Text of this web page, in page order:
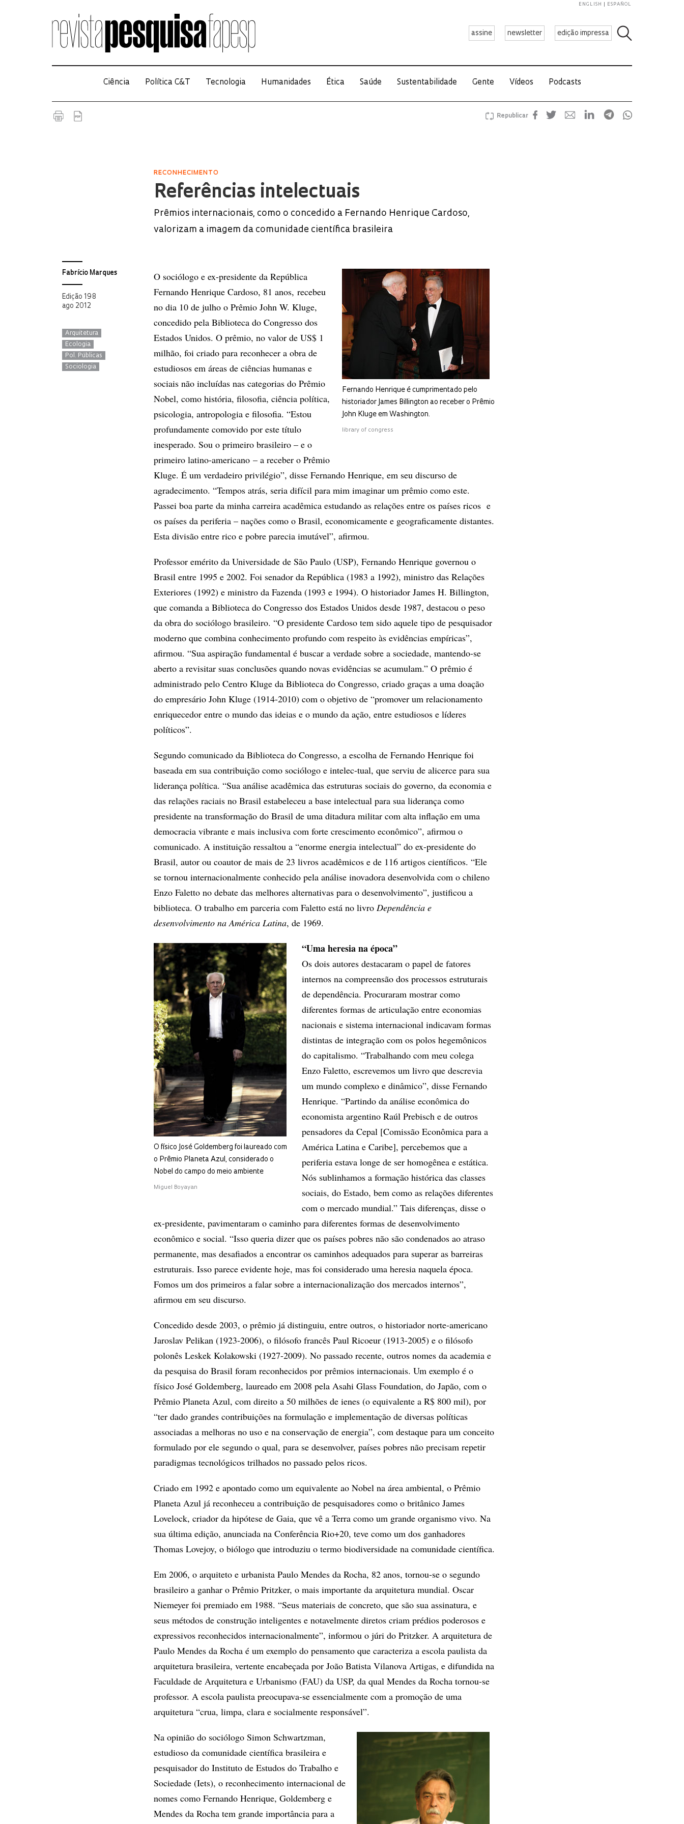
assine newsletter edição impressa
ENGLISH ESPAÑOL
Ciência Política C&T Tecnologia Humanidades Ética Saúde Sustentabilidade Gente Vídeos Podcasts
Republicar
RECONHECIMENTO
Referências intelectuais
Prêmios internacionais, como o concedido a Fernando Henrique Cardoso,
valorizam a imagem da comunidade científica brasileira
Fabrício Marques
Edição 198
ago 2012
Arquitetura
Ecologia
Pol. Públicas
Sociologia
Fernando Henrique é cumprimentado pelo
historiador James Billington ao receber o Prêmio
John Kluge em Washington.
library of congress
O sociólogo e ex-presidente da República
Fernando Henrique Cardoso, 81 anos, recebeu
no dia 10 de julho o Prêmio John W. Kluge,
concedido pela Biblioteca do Congresso dos
Estados Unidos. O prêmio, no valor de US$ 1
milhão, foi criado para reconhecer a obra de
estudiosos em áreas de ciências humanas e
sociais não incluídas nas categorias do Prêmio
Nobel, como história, filosofia, ciência política,
psicologia, antropologia e filosofia. “Estou
profundamente comovido por este título
inesperado. Sou o primeiro brasileiro – e o
primeiro latino-americano – a receber o Prêmio
Kluge. É um verdadeiro privilégio”, disse Fernando Henrique, em seu discurso de
agradecimento. “Tempos atrás, seria difícil para mim imaginar um prêmio como este.
Passei boa parte da minha carreira acadêmica estudando as relações entre os países ricos e
os países da periferia – nações como o Brasil, economicamente e geograficamente distantes.
Esta divisão entre rico e pobre parecia imutável”, afirmou.
Professor emérito da Universidade de São Paulo (USP), Fernando Henrique governou o
Brasil entre 1995 e 2002. Foi senador da República (1983 a 1992), ministro das Relações
Exteriores (1992) e ministro da Fazenda (1993 e 1994). O historiador James H. Billington,
que comanda a Biblioteca do Congresso dos Estados Unidos desde 1987, destacou o peso
da obra do sociólogo brasileiro. “O presidente Cardoso tem sido aquele tipo de pesquisador
moderno que combina conhecimento profundo com respeito às evidências empíricas”,
afirmou. “Sua aspiração fundamental é buscar a verdade sobre a sociedade, mantendo-se
aberto a revisitar suas conclusões quando novas evidências se acumulam.” O prêmio é
administrado pelo Centro Kluge da Biblioteca do Congresso, criado graças a uma doação
do empresário John Kluge (1914-2010) com o objetivo de “promover um relacionamento
enriquecedor entre o mundo das ideias e o mundo da ação, entre estudiosos e líderes
políticos”.
Segundo comunicado da Biblioteca do Congresso, a escolha de Fernando Henrique foi
baseada em sua contribuição como sociólogo e intelec-tual, que serviu de alicerce para sua
liderança política. “Sua análise acadêmica das estruturas sociais do governo, da economia e
das relações raciais no Brasil estabeleceu a base intelectual para sua liderança como
presidente na transformação do Brasil de uma ditadura militar com alta inflação em uma
democracia vibrante e mais inclusiva com forte crescimento econômico”, afirmou o
comunicado. A instituição ressaltou a “enorme energia intelectual” do ex-presidente do
Brasil, autor ou coautor de mais de 23 livros acadêmicos e de 116 artigos científicos. “Ele
se tornou internacionalmente conhecido pela análise inovadora desenvolvida com o chileno
Enzo Faletto no debate das melhores alternativas para o desenvolvimento”, justificou a
biblioteca. O trabalho em parceria com Faletto está no livro Dependência e
desenvolvimento na América Latina, de 1969.
O físico José Goldemberg foi laureado com
o Prêmio Planeta Azul, considerado o
Nobel do campo do meio ambiente
Miguel Boyayan
“Uma heresia na época”
Os dois autores destacaram o papel de fatores
internos na compreensão dos processos estruturais
de dependência. Procuraram mostrar como
diferentes formas de articulação entre economias
nacionais e sistema internacional indicavam formas
distintas de integração com os polos hegemônicos
do capitalismo. “Trabalhando com meu colega
Enzo Faletto, escrevemos um livro que descrevia
um mundo complexo e dinâmico”, disse Fernando
Henrique. “Partindo da análise econômica do
economista argentino Raúl Prebisch e de outros
pensadores da Cepal [Comissão Econômica para a
América Latina e Caribe], percebemos que a
periferia estava longe de ser homogênea e estática.
Nós sublinhamos a formação histórica das classes
sociais, do Estado, bem como as relações diferentes
com o mercado mundial.” Tais diferenças, disse o
ex-presidente, pavimentaram o caminho para diferentes formas de desenvolvimento
econômico e social. “Isso queria dizer que os países pobres não são condenados ao atraso
permanente, mas desafiados a encontrar os caminhos adequados para superar as barreiras
estruturais. Isso parece evidente hoje, mas foi considerado uma heresia naquela época.
Fomos um dos primeiros a falar sobre a internacionalização dos mercados internos”,
afirmou em seu discurso.
Concedido desde 2003, o prêmio já distinguiu, entre outros, o historiador norte-americano
Jaroslav Pelikan (1923-2006), o filósofo francês Paul Ricoeur (1913-2005) e o filósofo
polonês Leskek Kolakowski (1927-2009). No passado recente, outros nomes da academia e
da pesquisa do Brasil foram reconhecidos por prêmios internacionais. Um exemplo é o
físico José Goldemberg, laureado em 2008 pela Asahi Glass Foundation, do Japão, com o
Prêmio Planeta Azul, com direito a 50 milhões de ienes (o equivalente a R$ 800 mil), por
“ter dado grandes contribuições na formulação e implementação de diversas políticas
associadas a melhoras no uso e na conservação de energia”, com destaque para um conceito
formulado por ele segundo o qual, para se desenvolver, países pobres não precisam repetir
paradigmas tecnológicos trilhados no passado pelos ricos.
Criado em 1992 e apontado como um equivalente ao Nobel na área ambiental, o Prêmio
Planeta Azul já reconheceu a contribuição de pesquisadores como o britânico James
Lovelock, criador da hipótese de Gaia, que vê a Terra como um grande organismo vivo. Na
sua última edição, anunciada na Conferência Rio+20, teve como um dos ganhadores
Thomas Lovejoy, o biólogo que introduziu o termo biodiversidade na comunidade científica.
Em 2006, o arquiteto e urbanista Paulo Mendes da Rocha, 82 anos, tornou-se o segundo
brasileiro a ganhar o Prêmio Pritzker, o mais importante da arquitetura mundial. Oscar
Niemeyer foi premiado em 1988. “Seus materiais de concreto, que são sua assinatura, e
seus métodos de construção inteligentes e notavelmente diretos criam prédios poderosos e
expressivos reconhecidos internacionalmente”, informou o júri do Pritzker. A arquitetura de
Paulo Mendes da Rocha é um exemplo do pensamento que caracteriza a escola paulista da
arquitetura brasileira, vertente encabeçada por João Batista Vilanova Artigas, e difundida na
Faculdade de Arquitetura e Urbanismo (FAU) da USP, da qual Mendes da Rocha tornou-se
professor. A escola paulista preocupava-se essencialmente com a promoção de uma
arquitetura “crua, limpa, clara e socialmente responsável”.
Na opinião do sociólogo Simon Schwartzman,
estudioso da comunidade científica brasileira e
pesquisador do Instituto de Estudos do Trabalho e
Sociedade (Iets), o reconhecimento internacional de
nomes como Fernando Henrique, Goldemberg e
Mendes da Rocha tem grande importância para a